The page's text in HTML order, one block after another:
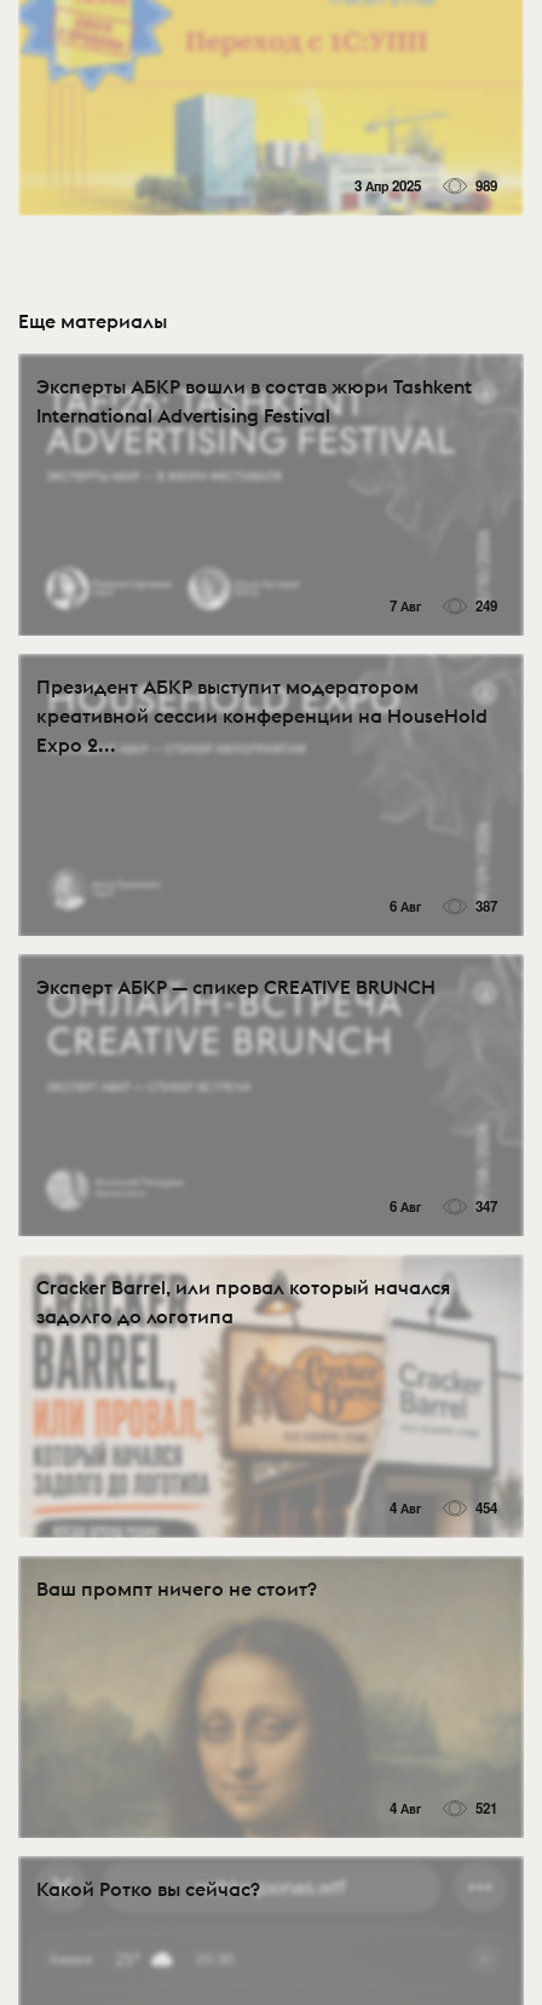
3 Апр 2025 989
Еще материалы
Эксперты АБКР вошли в состав жюри Tashkent
International Advertising Festival
7 Авг 249
Президент АБКР выступит модератором
креативной сессии конференции на HouseHold
Expo 2...
6 Авг 387
Эксперт АБКР — спикер CREATIVE BRUNCH
6 Авг 347
Cracker Barrel, или провал который начался
задолго до логотипа
4 Авг 454
Ваш промпт ничего не стоит?
4 Авг 521
Какой Ротко вы сейчас?